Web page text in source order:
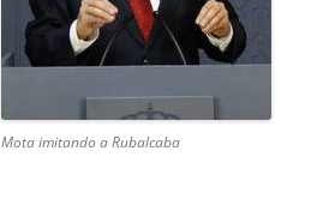
Mota imitando a Rubalcaba